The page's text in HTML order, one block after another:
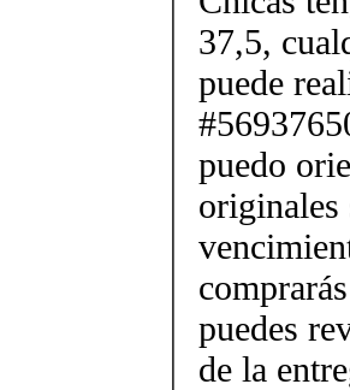
37,5,
puede
puedo
originales
puedes
de la